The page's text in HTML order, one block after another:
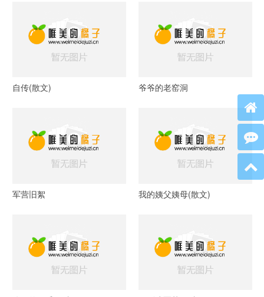
自传(散文) 爷爷的老窑洞
军营旧絮 我的姨父姨母(散文)